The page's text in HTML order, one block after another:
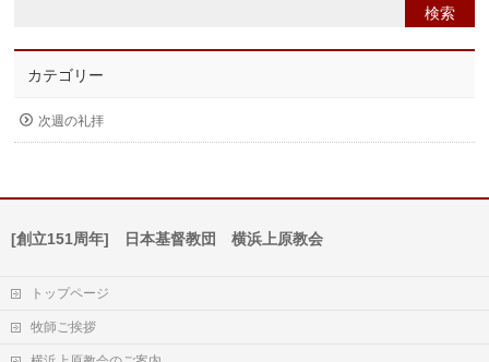
カテゴリー
次週の礼拝
[創立151周年] 日本基督教団 横浜上原教会
トップページ
牧師ご挨拶